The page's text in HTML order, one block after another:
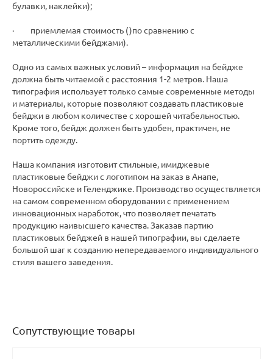
булавки, наклейки);
· приемлемая стоимость ()по сравнению с
металлическими бейджами).
Одно из самых важных условий – информация на бейдже
должна быть читаемой с расстояния 1-2 метров. Наша
типография использует только самые современные методы
и материалы, которые позволяют создавать пластиковые
бейджи в любом количестве с хорошей читабельностью.
Кроме того, бейдж должен быть удобен, практичен, не
портить одежду.
Наша компания изготовит стильные, имиджевые
пластиковые бейджи с логотипом на заказ в Анапе,
Новороссийске и Геленджике. Производство осуществляется
на самом современном оборудовании с применением
инновационных наработок, что позволяет печатать
продукцию наивысшего качества. Заказав партию
пластиковых бейджей в нашей типографии, вы сделаете
большой шаг к созданию непередаваемого индивидуального
стиля вашего заведения.
Сопутствующие товары